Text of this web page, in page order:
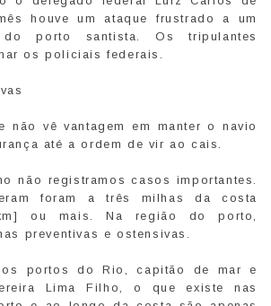
houve um ataque frustrado a um
porto santista. Os tripulantes
os policiais federais.
não vê vantagem em manter o navio
até a ordem de vir ao cais.
não registramos casos importantes.
foram a três milhas da costa
ou mais. Na região do porto,
preventivas e ostensivas.
portos do Rio, capitão de mar e
Lima Filho, o que existe nas